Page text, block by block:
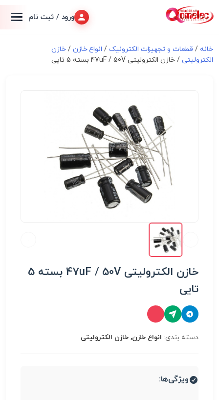
ورود / ثبت نام
خانه / قطعات و تجهیزات الکترونیک/ انواع خازن /خازن
الکترولیتی / خازن الکترولیتی 47uF / 50V بسته 5 تایی
خازن الکترولیتی 47uF / 50V بسته 5
تایی
دسته بندی: انواع خازن, خازن الکترولیتی
ویژگی‌ها: